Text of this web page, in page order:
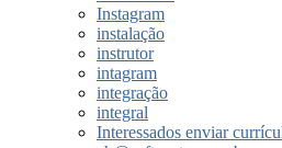
Instagram
instalação
instrutor
intagram
integração
integral
Interessados enviar